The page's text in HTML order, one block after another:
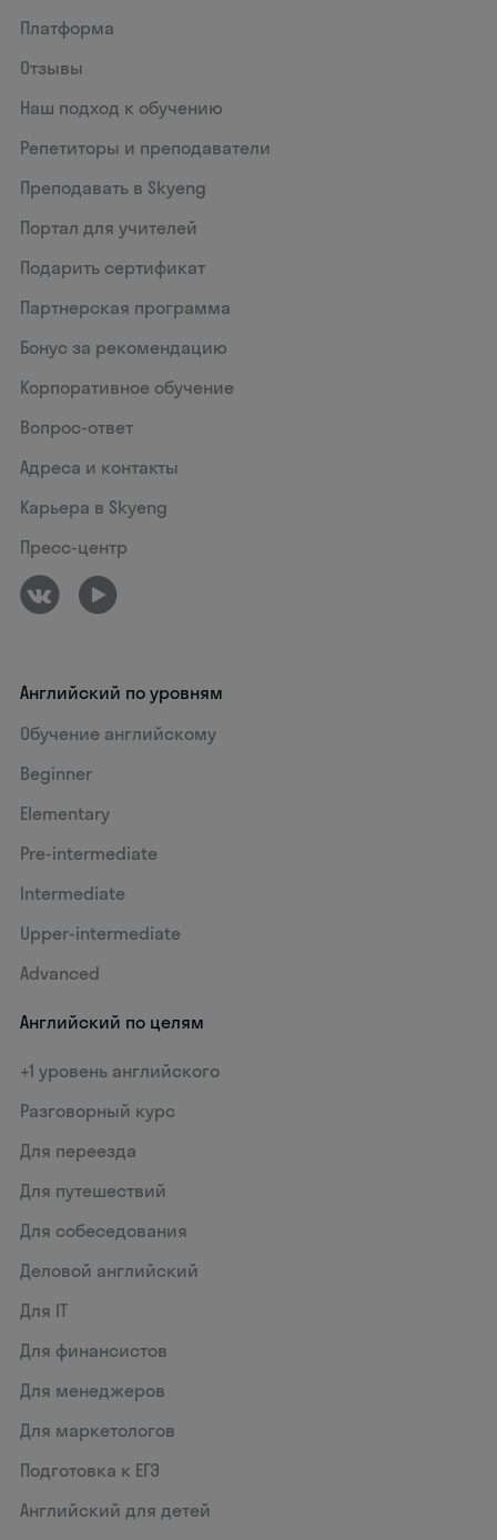
Платформа
Отзывы
Наш подход к обучению
Репетиторы и преподаватели
Преподавать в Skyeng
Портал для учителей
Подарить сертификат
Партнерская программа
Бонус за рекомендацию
Корпоративное обучение
Вопрос-ответ
Адреса и контакты
Карьера в Skyeng
Пресс-центр
Английский по уровням
Обучение английскому
Beginner
Elementary
Pre-intermediate
Intermediate
Upper-intermediate
Advanced
Английский по целям
+1 уровень английского
Разговорный курс
Для переезда
Для путешествий
Для собеседования
Деловой английский
Для IT
Для финансистов
Для менеджеров
Для маркетологов
Подготовка к ЕГЭ
Английский для детей